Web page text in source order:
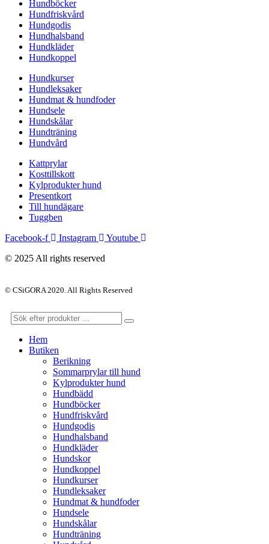
Hundböcker
Hundfriskvård
Hundgodis
Hundhalsband
Hundkläder
Hundkoppel
Hundkurser
Hundleksaker
Hundmat & hundfoder
Hundsele
Hundskålar
Hundträning
Hundvård
Kattprylar
Kosttillskott
Kylprodukter hund
Presentkort
Till hundägare
Tuggben
Facebook-f
Instagram
Youtube
© 2025 All rights reserved
© CSiGORA 2020. All Rights Reserved
Hem
Butiken
Berikning
Sommarprylar till hund
Kylprodukter hund
Hundbädd
Hundböcker
Hundfriskvård
Hundgodis
Hundhalsband
Hundkläder
Hundskor
Hundkoppel
Hundkurser
Hundleksaker
Hundmat & hundfoder
Hundsele
Hundskålar
Hundträning